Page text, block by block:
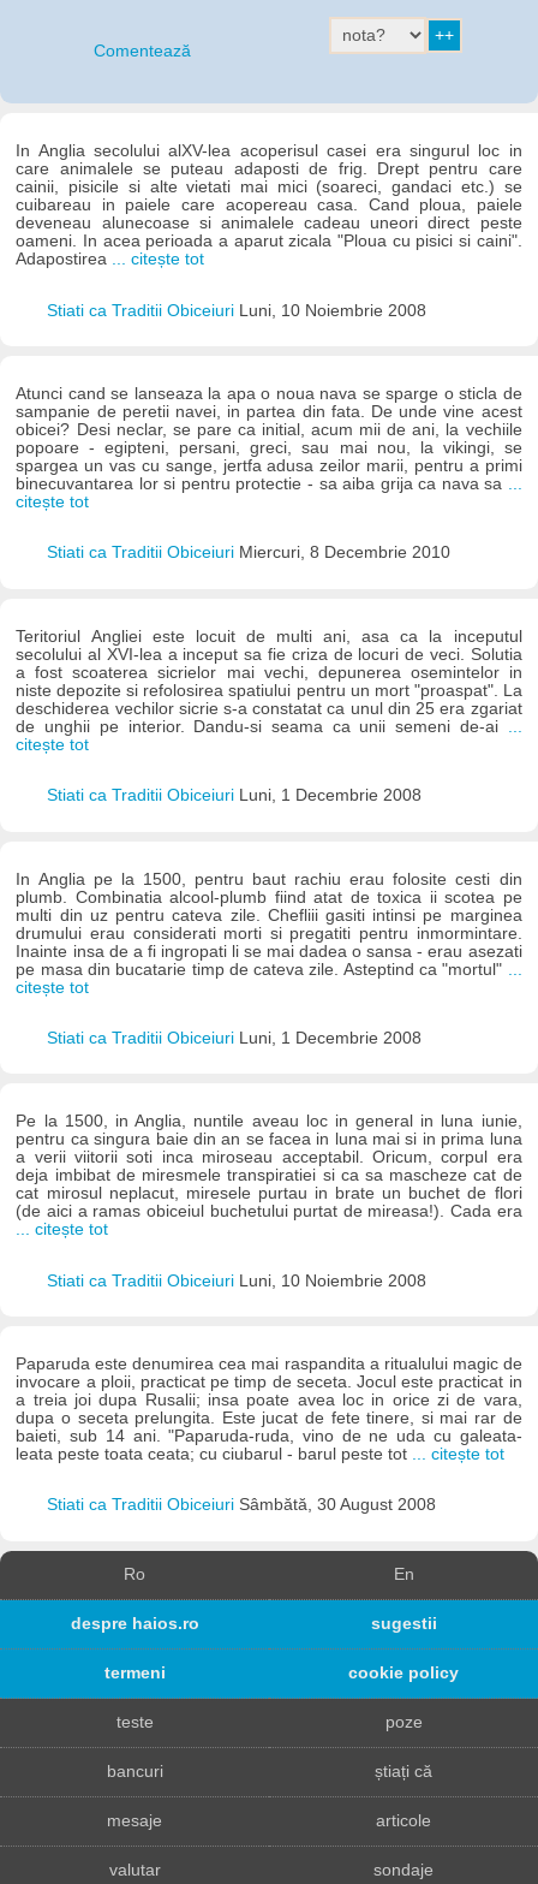
Comentează
In Anglia secolului alXV-lea acoperisul casei era singurul loc in
care animalele se puteau adaposti de frig. Drept pentru care
cainii, pisicile si alte vietati mai mici (soareci, gandaci etc.) se
cuibareau in paiele care acopereau casa. Cand ploua, paiele
deveneau alunecoase si animalele cadeau uneori direct peste
oameni. In acea perioada a aparut zicala "Ploua cu pisici si caini".
Adapostirea ... citește tot
Stiati ca Traditii Obiceiuri Luni, 10 Noiembrie 2008
Atunci cand se lanseaza la apa o noua nava se sparge o sticla de
sampanie de peretii navei, in partea din fata. De unde vine acest
obicei? Desi neclar, se pare ca initial, acum mii de ani, la vechiile
popoare - egipteni, persani, greci, sau mai nou, la vikingi, se
spargea un vas cu sange, jertfa adusa zeilor marii, pentru a primi
binecuvantarea lor si pentru protectie - sa aiba grija ca nava sa ...
citește tot
Stiati ca Traditii Obiceiuri Miercuri, 8 Decembrie 2010
Teritoriul Angliei este locuit de multi ani, asa ca la inceputul
secolului al XVI-lea a inceput sa fie criza de locuri de veci. Solutia
a fost scoaterea sicrielor mai vechi, depunerea osemintelor in
niste depozite si refolosirea spatiului pentru un mort "proaspat". La
deschiderea vechilor sicrie s-a constatat ca unul din 25 era zgariat
de unghii pe interior. Dandu-si seama ca unii semeni de-ai
citește tot
Stiati ca Traditii Obiceiuri Luni, 1 Decembrie 2008
In Anglia pe la 1500, pentru baut rachiu erau folosite cesti din
plumb. Combinatia alcool-plumb fiind atat de toxica ii scotea pe
multi din uz pentru cateva zile. Chefliii gasiti intinsi pe marginea
drumului erau considerati morti si pregatiti pentru inmormintare.
Inainte insa de a fi ingropati li se mai dadea o sansa - erau asezati
pe masa din bucatarie timp de cateva zile. Asteptind ca "mortul"
citește tot
Stiati ca Traditii Obiceiuri Luni, 1 Decembrie 2008
Pe la 1500, in Anglia, nuntile aveau loc in general in luna iunie,
pentru ca singura baie din an se facea in luna mai si in prima luna
a verii viitorii soti inca miroseau acceptabil. Oricum, corpul era
deja imbibat de miresmele transpiratiei si ca sa mascheze cat de
cat mirosul neplacut, miresele purtau in brate un buchet de flori
(de aici a ramas obiceiul buchetului purtat de mireasa!). Cada era
... citește tot
Stiati ca Traditii Obiceiuri Luni, 10 Noiembrie 2008
Paparuda este denumirea cea mai raspandita a ritualului magic de
invocare a ploii, practicat pe timp de seceta. Jocul este practicat in
a treia joi dupa Rusalii; insa poate avea loc in orice zi de vara,
dupa o seceta prelungita. Este jucat de fete tinere, si mai rar de
baieti, sub 14 ani. "Paparuda-ruda, vino de ne uda cu galeata-
leata peste toata ceata; cu ciubarul - barul peste tot ... citește tot
Stiati ca Traditii Obiceiuri Sâmbătă, 30 August 2008
Ro En
despre haios.ro sugestii
termeni cookie policy
teste poze
bancuri știați că
mesaje articole
valutar sondaje